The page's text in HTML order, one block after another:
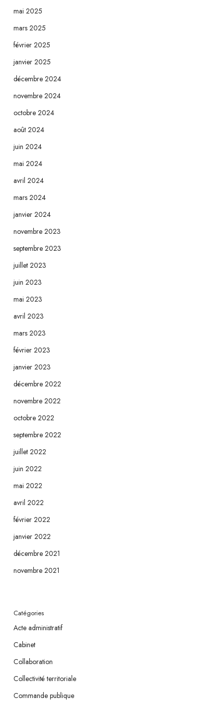
mai 2025
mars 2025
février 2025
janvier 2025
décembre 2024
novembre 2024
octobre 2024
août 2024
juin 2024
mai 2024
avril 2024
mars 2024
janvier 2024
novembre 2023
septembre 2023
juillet 2023
juin 2023
mai 2023
avril 2023
mars 2023
février 2023
janvier 2023
décembre 2022
novembre 2022
octobre 2022
septembre 2022
juillet 2022
juin 2022
mai 2022
avril 2022
février 2022
janvier 2022
décembre 2021
novembre 2021
Catégories
Acte administratif
Cabinet
Collaboration
Collectivité territoriale
Commande publique